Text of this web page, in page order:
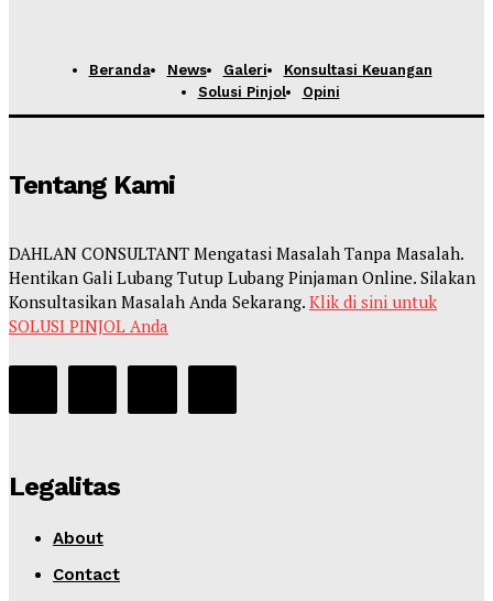
Beranda News Galeri
Konsultasi Keuangan
Solusi Pinjol
Opini
Tentang Kami
DAHLAN CONSULTANT Mengatasi Masalah Tanpa Masalah.
Hentikan Gali Lubang Tutup Lubang Pinjaman Online. Silakan
Konsultasikan Masalah Anda Sekarang. Klik di sini untuk
SOLUSI PINJOL Anda
Legalitas
About
Contact